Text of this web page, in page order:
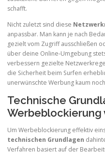
schafft.
Nicht zuletzt sind diese
anpassbar. Man kann je nach
gezielt vom Zugriff ausschließen
über deine Online-Umgebung
verbessern gezielte
die Sicherheit beim Surfen
unerwünschte Werbung kaum
Technische
Werbeblockierung
Um Werbeblockierung effektiv
technischen Grundlagen
Verfahren basiert auf der